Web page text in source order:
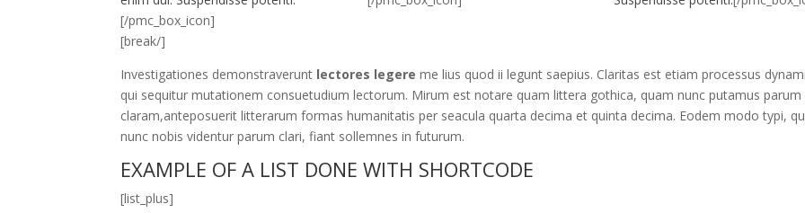
[/pmc_box_icon]
[break/]
Investigationes demonstraverunt lectores legere me lius quod ii legunt saepius. Claritas est etiam processus
qui sequitur mutationem consuetudium lectorum. Mirum est notare quam littera gothica, quam nunc putamus parum
claram,anteposuerit litterarum formas humanitatis per seacula quarta decima et quinta decima. Eodem modo typi,
nunc nobis videntur parum clari, fiant sollemnes in futurum.
EXAMPLE OF A LIST DONE WITH SHORTCODE
[list_plus]